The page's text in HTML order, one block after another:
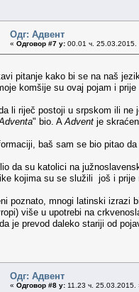
Одг: Адвент
« Одговор #7 у: 00.01 ч. 25.03.2015.
pitanje kako bi se na naš
komšije su ovaj pojam i
li riječ postoji u srpskom ili ne
" bio. A Advent je
baš sam se bio pitao
da su katolici na
kojima su se služili još i
poznato, mnogi latinski izrazi
više u upotrebi na
je prevod daleko stariji od
Одг: Адвент
« Одговор #8 у: 11.23 ч. 25.03.2015.